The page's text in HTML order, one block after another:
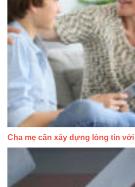
Cha mẹ cần xây dựng lòng tin